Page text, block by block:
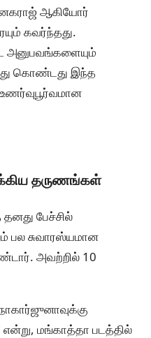
ஆகியோர்
கவர்ந்தது.
அனுபவங்களையும்
கொண்டது இந்த
தருணங்கள்
பேச்சில்
பல சுவாரஸ்யமான
அவற்றில் 10
மங்காத்தா படத்தில்